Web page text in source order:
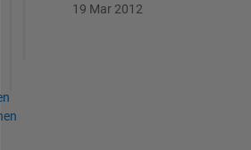
19 Mar 2012